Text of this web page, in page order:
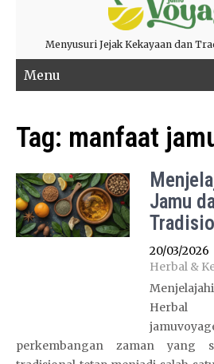
Menyusuri Jejak Kekayaan dan
Menu
Tag: manfaat
Jamu
20/03/2026
Herbal &
perkembangan zaman yang